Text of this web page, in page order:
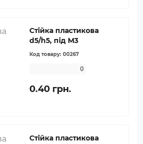
Стійка пластикова
d5/h5, під М3
Код товару: 00267
0
0.40 грн.
Стійка пластикова